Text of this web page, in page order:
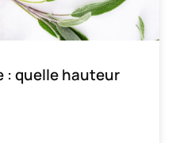
: quelle hauteur